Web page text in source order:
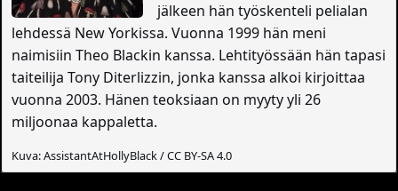
jälkeen hän työskenteli pelialan
lehdessä New Yorkissa. Vuonna 1999 hän meni
naimisiin Theo Blackin kanssa. Lehtityössään hän tapasi
taiteilija Tony Diterlizzin, jonka kanssa alkoi kirjoittaa
vuonna 2003. Hänen teoksiaan on myyty yli 26
miljoonaa kappaletta.
Kuva: AssistantAtHollyBlack / CC BY-SA 4.0